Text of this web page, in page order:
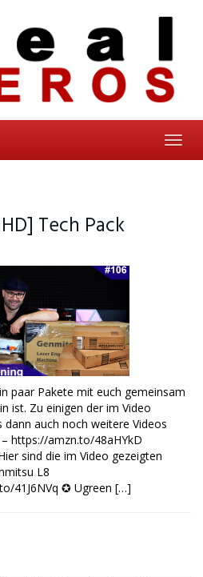
Tech Pack
paar Pakete mit euch gemeinsam
ist. Zu einigen der im Video
auch noch weitere Videos
https://amzn.to/48aHYkD
sind die im Video gezeigten
L8
41J6NVq ✪ Ugreen […]